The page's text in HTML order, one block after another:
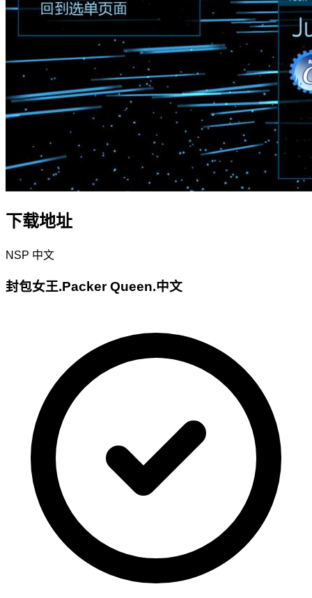
下载地址
NSP 中文
封包女王.Packer Queen.中文